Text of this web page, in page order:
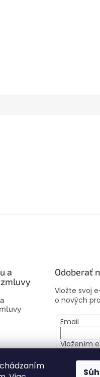
a
Odoberať
Vložte svoj
o nových
Email
Vložením